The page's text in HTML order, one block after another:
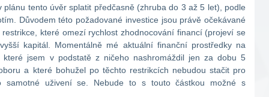
tento úvěr splatit předčasně (zhruba do 3 až 5 let), podle
Důvodem této požadované investice jsou právě očekávané
které omezí rychlost zhodnocování financí (projeví se
kapitál. Momentálně mé aktuální finanční prostředky na
jsem v podstatě z ničeho nashromáždil jen za dobu 5
a které bohužel po těchto restrikcích nebudou stačit pro
uživení se. Nebude to s touto částkou možné s